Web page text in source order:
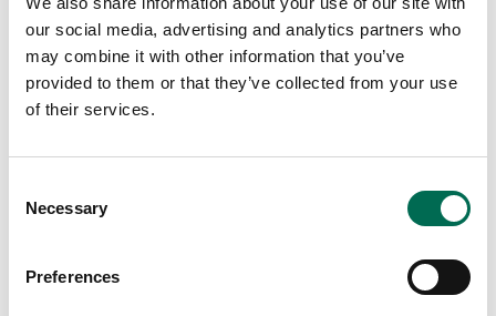
our social media, advertising and analytics partners who
may combine it with other information that you’ve
provided to them or that they’ve collected from your use
of their services.
Selection
Necessary
Preferences